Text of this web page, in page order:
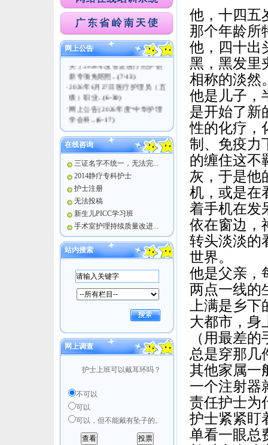
网上公告
关于医疗护理员（五级）职业
技能等级认定考试...(7-21)
·广东省护理学会关于发布《老
年直肠癌患者术后...(7-14)
·
新专项免陪照...(7-13)
·2026年6月27日医疗护理员（五
级）职业...(6-30)
网上公告|| 2026年度“中华护理
学会科...(6-17)
在线咨询
三证名字不统一，无法完...
2014静疗专科护士
护士注册
无法投稿
新生儿PICC学习班
手术室护理持续质量改进...
站内搜索
网上调查
护士上班可以戴耳环吗？
不可以
可以
可以，但不能戴有坠子的。
他，十四五
那个年龄所
他，四十出
黑，黑发里
相称的淡然
他是儿子，
是开始了
性的化疗，
制、免疫力
的缠住这不
灰，于是他
机，或是在
着手机在发
依在窗边，
转头淡淡的
世界。
他是父亲，
两点一线的
上满是乡
大都市，身
（用最差
总是穿那几
其他家属一
一个注射器
责任护士为
护士紧紧盯
单看一眼总